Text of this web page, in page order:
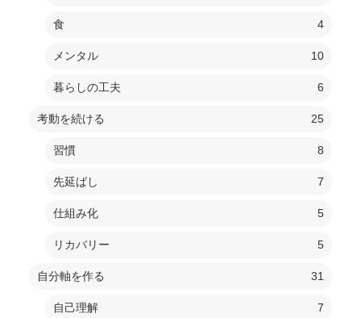
食 4
メンタル 10
暮らしの工夫 6
考動を続ける 25
習慣 8
先延ばし 7
仕組み化 5
リカバリー 5
自分軸を作る 31
自己理解 7